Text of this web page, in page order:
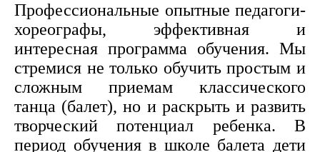
Профессиональные опытные педагоги-
хореографы, эффективная и
интересная программа обучения. Мы
стремися не только обучить простым и
сложным приемам классического
танца (балет), но и раскрыть и развить
творческий потенциал ребенка. В
период обучения в школе балета дети